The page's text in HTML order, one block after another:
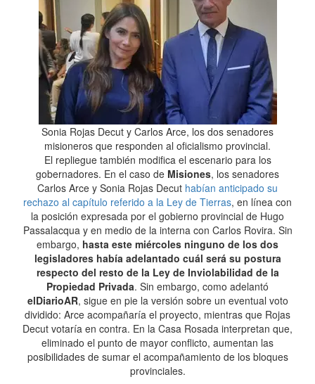
Sonia Rojas Decut y Carlos Arce, los dos senadores
misioneros que responden al oficialismo provincial.
El repliegue también modifica el escenario para los
gobernadores. En el caso de Misiones, los senadores
Carlos Arce y Sonia Rojas Decut habían anticipado su
rechazo al capítulo referido a la Ley de Tierras, en línea con
la posición expresada por el gobierno provincial de Hugo
Passalacqua y en medio de la interna con Carlos Rovira. Sin
embargo, hasta este miércoles ninguno de los dos
legisladores había adelantado cuál será su postura
respecto del resto de la Ley de Inviolabilidad de la
Propiedad Privada. Sin embargo, como adelantó
elDiarioAR, sigue en pie la versión sobre un eventual voto
dividido: Arce acompañaría el proyecto, mientras que Rojas
Decut votaría en contra. En la Casa Rosada interpretan que,
eliminado el punto de mayor conflicto, aumentan las
posibilidades de sumar el acompañamiento de los bloques
provinciales.